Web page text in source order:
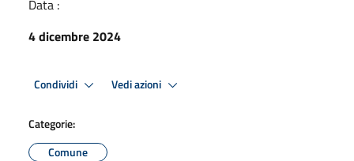
Data :
4 dicembre 2024
Condividi Vedi azioni
Categorie:
Comune